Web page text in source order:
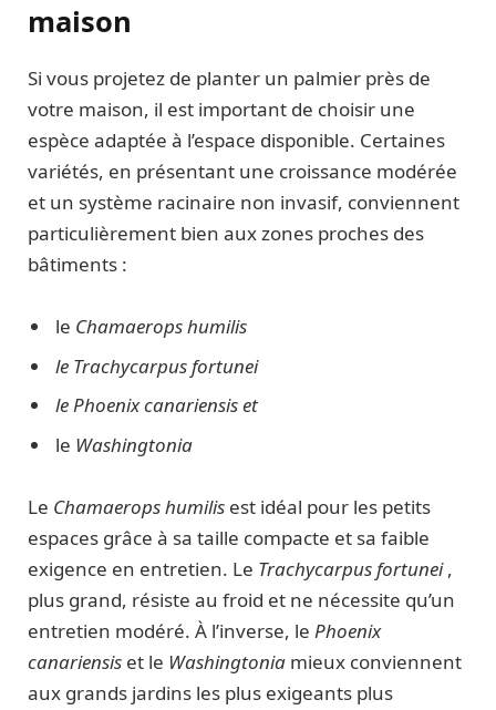
maison
Si vous projetez de planter un palmier près de
votre maison, il est important de choisir une
espèce adaptée à l’espace disponible. Certaines
variétés, en présentant une croissance modérée
et un système racinaire non invasif, conviennent
particulièrement bien aux zones proches des
bâtiments :
le Chamaerops humilis
le Trachycarpus fortunei
lePhoenix canariensis et
le Washingtonia
Le Chamaerops humilis est idéal pour les petits
espaces grâce à sa taille compacte et sa faible
exigence en entretien. Le Trachycarpus fortunei,
plus grand, résiste au froid et ne nécessite qu’un
entretien modéré. À l’inverse, le Phoenix
canariensis et le Washingtonia mieux conviennent
aux grands jardins les plus exigeants plus